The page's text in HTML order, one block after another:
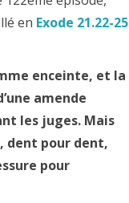
en Exode 21.22-25
enceinte, et la
amende
les juges. Mais
dent pour dent,
pour